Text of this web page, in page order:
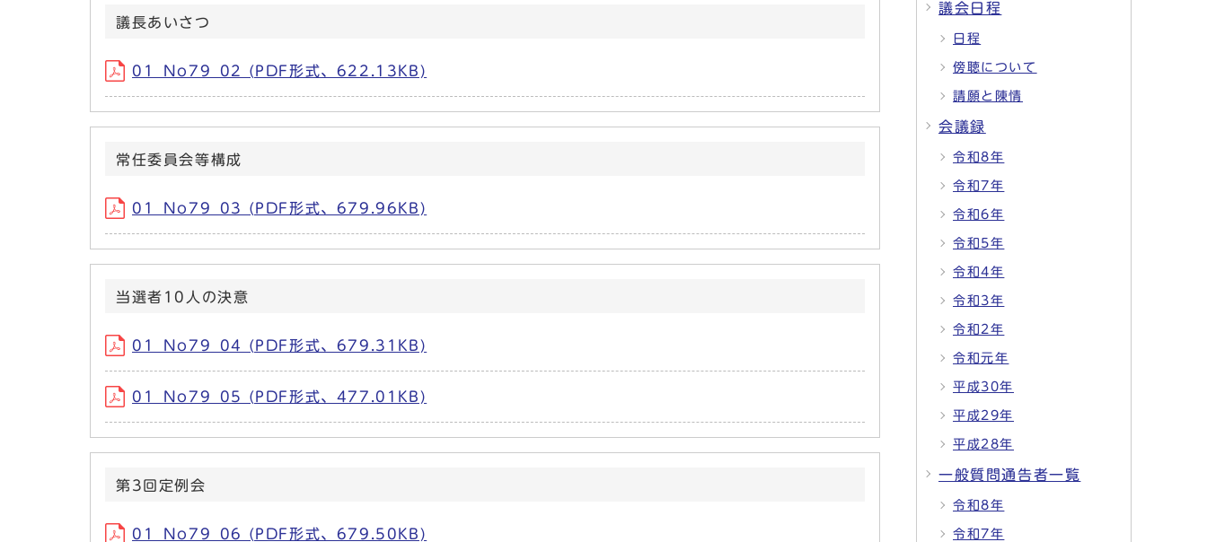
議長あいさつ
01_No79_02 (PDF形式、622.13KB)
常任委員会等構成
01_No79_03 (PDF形式、679.96KB)
当選者10人の決意
01_No79_04 (PDF形式、679.31KB)
01_No79_05 (PDF形式、477.01KB)
第3回定例会
01_No79_06 (PDF形式、679.50KB)
議会日程
日程
傍聴について
請願と陳情
会議録
令和8年
令和7年
令和6年
令和5年
令和4年
令和3年
令和2年
令和元年
平成30年
平成29年
平成28年
一般質問通告者一覧
令和8年
令和7年